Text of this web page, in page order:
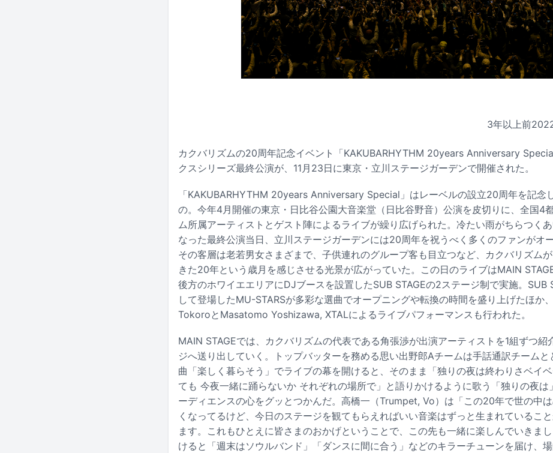
3年以上前
カクバリズムの20周年記念イベント「KAKUBARHYTHM 20years Anniversary
クスシリーズ最終公演が、11月23日に東京・立川ステージガーデンで開催された。
「KAKUBARHYTHM 20years Anniversary Special」はレーベルの設立20周年を記念
の。今年4月開催の東京・日比谷公園大音楽堂（日比谷野音）公演を皮切りに、全国4
ム所属アーティストとゲスト陣によるライブが繰り広げられた。冷たい雨がちらつく
なった最終公演当日、立川ステージガーデンには20周年を祝うべく多くのファンがオ
その客層は老若男女さまざまで、子供連れのグループ客も目立つなど、カクバリズム
きた20年という歳月を感じさせる光景が広がっていた。この日のライブはMAIN
後方のホワイエエリアにDJブースを設置したSUB STAGEの2ステージ制で実施。SUB
して登場したMU-STARSが多彩な選曲でオープニングや転換の時間を盛り上げたほか
TokoroとMasatomo Yoshizawa, XTALによるライブパフォーマンスも行われた。
MAIN STAGEでは、カクバリズムの代表である角張渉が出演アーティストを1組ずつ紹
ジへ送り出していく。トップバッターを務める思い出野郎Aチームは手話通訳チーム
曲「楽しく暮らそう」でライブの幕を開けると、そのまま「独りの夜は終わりさベイ
ても 今夜一緒に踊らないか それぞれの場所で」と語りかけるように歌う「独りの夜は
ーディエンスの心をグッとつかんだ。高橋一（Trumpet, Vo）は「この20年で世の中
くなってるけど、今日のステージを観てもらえればいい音楽はずっと生まれているこ
ます。これもひとえに皆さまのおかげということで、この先も一緒に楽しんでいきま
けると「週末はソウルバンド」「ダンスに間に合う」などのキラーチューンを届け、